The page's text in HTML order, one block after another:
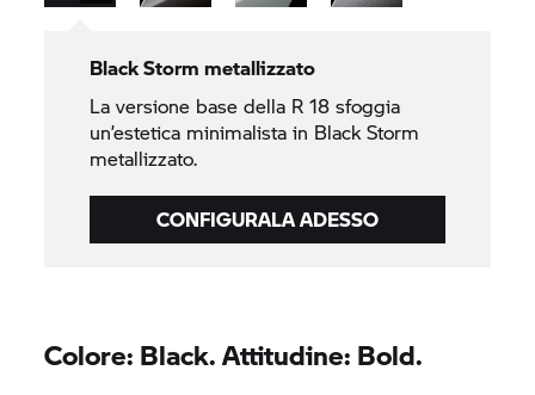
Black Storm metallizzato
La versione base della R 18sfoggia
un’estetica minimalista in Black Storm
metallizzato.
CONFIGURALA ADESSO
Colore: Black. Attitudine: Bold.